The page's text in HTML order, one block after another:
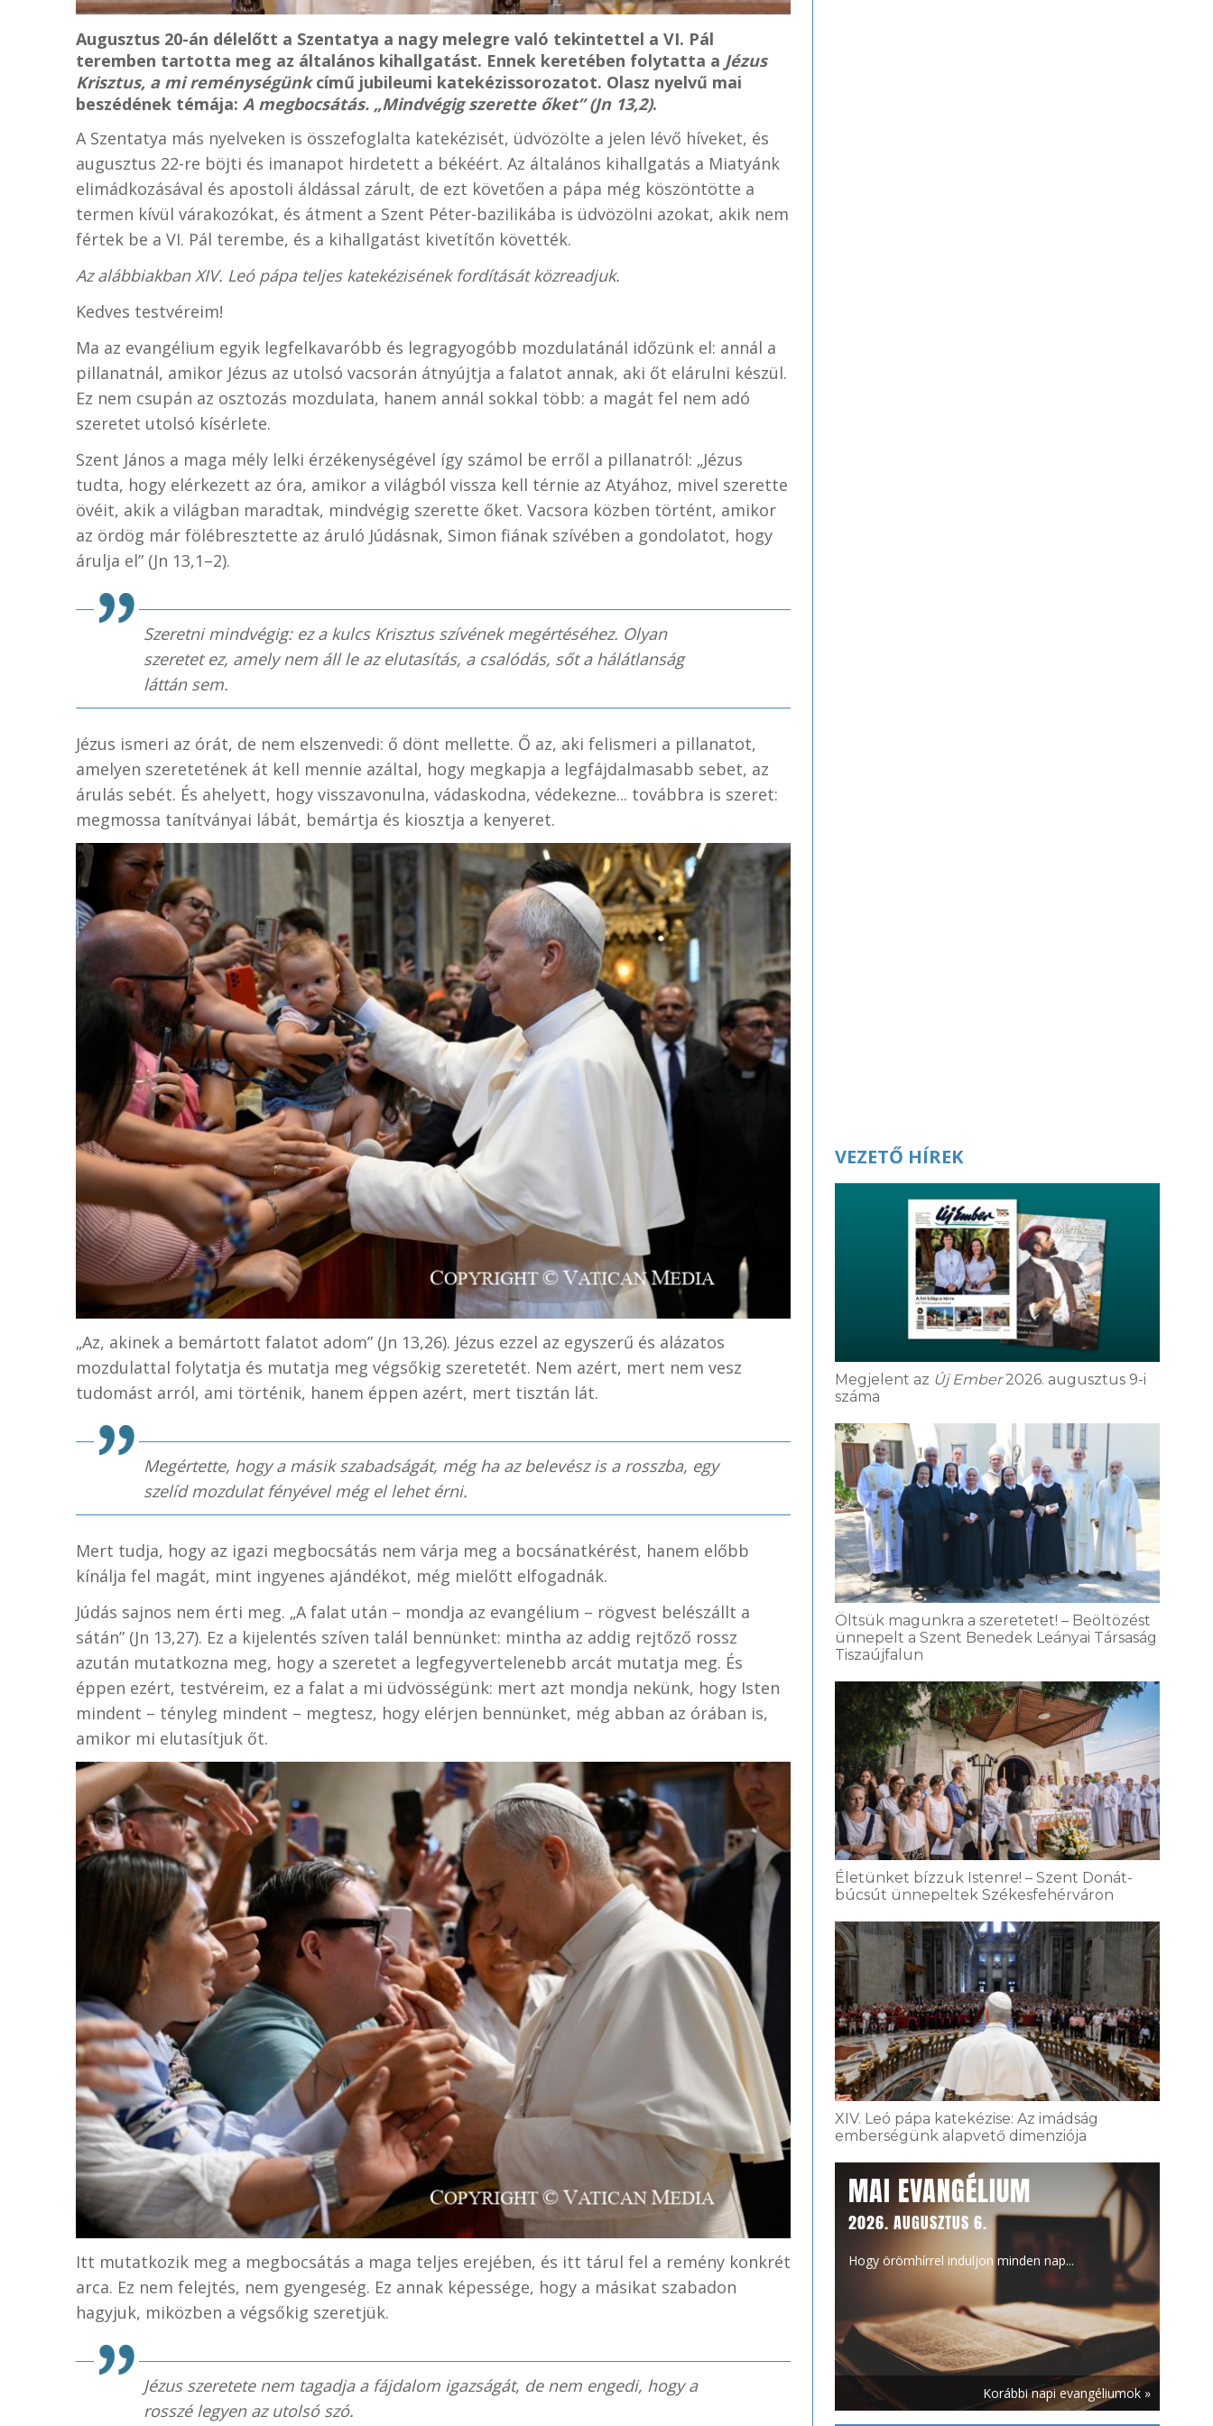
Augusztus 20-án délelőtt a Szentatya a nagy melegre való tekintettel a VI. Pál
teremben tartotta meg az általános kihallgatást. Ennek keretében folytatta a Jézus
Krisztus, a mi reménységünkcímű jubileumi katekézissorozatot. Olasz nyelvű mai
beszédének témája: A megbocsátás. „Mindvégig szerette őket” (Jn 13,2).
A Szentatya más nyelveken is összefoglalta katekézisét, üdvözölte a jelen lévő híveket, és
augusztus 22-re böjti és imanapot hirdetett a békéért. Az általános kihallgatás a Miatyánk
elimádkozásával és apostoli áldással zárult, de ezt követően a pápa még köszöntötte a
termen kívül várakozókat, és átment a Szent Péter-bazilikába is üdvözölni azokat, akik nem
fértek be a VI. Pál terembe, és a kihallgatást kivetítőn követték.
Az alábbiakban XIV. Leó pápa teljes katekézisének fordítását közreadjuk.
Kedves testvéreim!
Ma az evangélium egyik legfelkavaróbb és legragyogóbb mozdulatánál időzünk el: annál a
pillanatnál, amikor Jézus az utolsó vacsorán átnyújtja a falatot annak, aki őt elárulni készül.
Ez nem csupán az osztozás mozdulata, hanem annál sokkal több: a magát fel nem adó
szeretet utolsó kísérlete.
Szent János a maga mély lelki érzékenységével így számol be erről a pillanatról: „Jézus
tudta, hogy elérkezett az óra, amikor a világból vissza kell térnie az Atyához, mivel szerette
övéit, akik a világban maradtak, mindvégig szerette őket. Vacsora közben történt, amikor
az ördög már fölébresztette az áruló Júdásnak, Simon fiának szívében a gondolatot, hogy
árulja el” (Jn 13,1–2).
Szeretni mindvégig: ez a kulcs Krisztus szívének megértéséhez. Olyan
szeretet ez, amely nem áll le az elutasítás, a csalódás, sőt a hálátlanság
láttán sem.
Jézus ismeri az órát, de nem elszenvedi: ő dönt mellette. Ő az, aki felismeri a pillanatot,
amelyen szeretetének át kell mennie azáltal, hogy megkapja a legfájdalmasabb sebet, az
árulás sebét. És ahelyett, hogy visszavonulna, vádaskodna, védekezne... továbbra is szeret:
megmossa tanítványai lábát, bemártja és kiosztja a kenyeret.
„Az, akinek a bemártott falatot adom” (Jn 13,26). Jézus ezzel az egyszerű és alázatos
mozdulattal folytatja és mutatja meg végsőkig szeretetét. Nem azért, mert nem vesz
tudomást arról, ami történik, hanem éppen azért, mert tisztán lát.
Megértette, hogy a másik szabadságát, még ha az belevész is a rosszba, egy
szelíd mozdulat fényével még el lehet érni.
Mert tudja, hogy az igazi megbocsátás nem várja meg a bocsánatkérést, hanem előbb
kínálja fel magát, mint ingyenes ajándékot, még mielőtt elfogadnák.
Júdás sajnos nem érti meg. „A falat után – mondja az evangélium – rögvest belészállt a
sátán” (Jn 13,27). Ez a kijelentés szíven talál bennünket: mintha az addig rejtőző rossz
azután mutatkozna meg, hogy a szeretet a legfegyvertelenebb arcát mutatja meg. És
éppen ezért, testvéreim, ez a falat a mi üdvösségünk: mert azt mondja nekünk, hogy Isten
mindent – tényleg mindent – megtesz, hogy elérjen bennünket, még abban az órában is,
amikor mi elutasítjuk őt.
Itt mutatkozik meg a megbocsátás a maga teljes erejében, és itt tárul fel a remény konkrét
arca. Ez nem felejtés, nem gyengeség. Ez annak képessége, hogy a másikat szabadon
hagyjuk, miközben a végsőkig szeretjük.
Jézus szeretete nem tagadja a fájdalom igazságát, de nem engedi, hogy a
rosszé legyen az utolsó szó.
VEZETŐ HÍREK
Megjelent az Új Ember2026. augusztus 9-i
száma
Öltsük magunkra a szeretetet! – Beöltözést
ünnepelt a Szent Benedek Leányai Társaság
Tiszaújfalun
Életünket bízzuk Istenre! – Szent Donát-
búcsút ünnepeltek Székesfehérváron
XIV. Leó pápa katekézise: Az imádság
emberségünk alapvető dimenziója
MAI EVANGÉLIUM
2026. AUGUSZTUS 6.
Hogy örömhírrel induljon minden nap...
Korábbi napi evangéliumok »